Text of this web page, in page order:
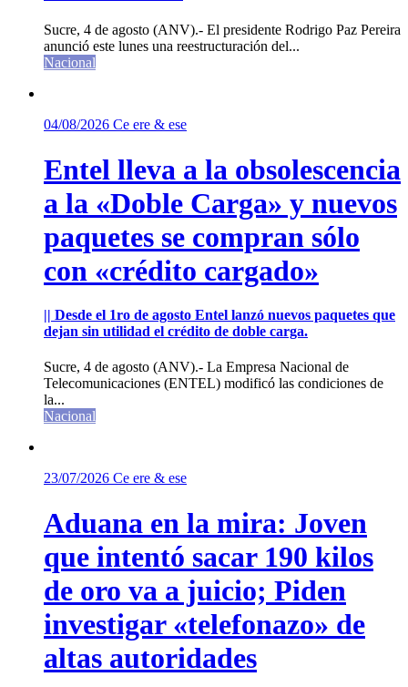
Sucre, 4 de agosto (ANV).- El presidente Rodrigo Paz Pereira
anunció este lunes una reestructuración del...
Nacional
04/08/2026 Ce ere & ese
Entel lleva a la obsolescencia
a la «Doble Carga» y nuevos
paquetes se compran sólo
con «crédito cargado»
|| Desde el 1ro de agosto Entel lanzó nuevos paquetes que
dejan sin utilidad el crédito de doble carga.
Sucre, 4 de agosto (ANV).- La Empresa Nacional de
Telecomunicaciones (ENTEL) modificó las condiciones de
la...
Nacional
23/07/2026 Ce ere & ese
Aduana en la mira: Joven
que intentó sacar 190 kilos
de oro va a juicio; Piden
investigar «telefonazo» de
altas autoridades